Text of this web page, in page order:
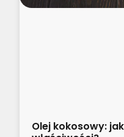
Olej kokosowy: